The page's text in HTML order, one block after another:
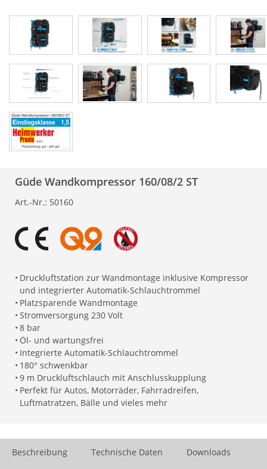
Güde Wandkompressor 160/08/2 ST
Art.-Nr.: 50160
• Druckluftstation zur Wandmontage inklusive Kompressor
und integrierter Automatik-Schlauchtrommel
• Platzsparende Wandmontage
• Stromversorgung 230 Volt
• 8 bar
• Öl- und wartungsfrei
• Integrierte Automatik-Schlauchtrommel
• 180° schwenkbar
• 9 m Druckluftschlauch mit Anschlusskupplung
• Perfekt für Autos, Motorräder, Fahrradreifen,
Luftmatratzen, Bälle und vieles mehr
Beschreibung Technische Daten Downloads